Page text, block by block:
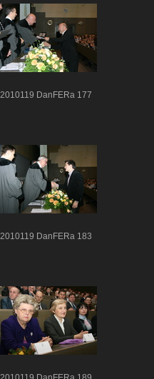
2010119 DanFERa 177
2010119 DanFERa 183